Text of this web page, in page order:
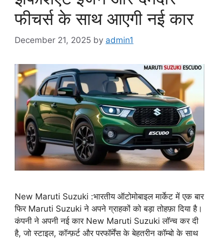
फीचर्स के साथ आएगी नई कार
December 21, 2025 by admin1
New Maruti Suzuki :भारतीय ऑटोमोबाइल मार्केट में एक बार
फिर Maruti Suzuki ने अपने ग्राहकों को बड़ा तोहफ़ा दिया है।
कंपनी ने अपनी नई कार New Maruti Suzuki लॉन्च कर दी
है, जो स्टाइल, कॉन्फ़र्ट और परफॉर्मेंस के बेहतरीन कॉम्बो के साथ